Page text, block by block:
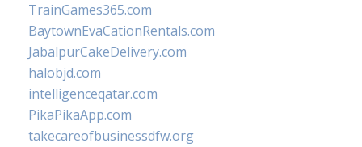
TrainGames365.com
BaytownEvaCationRentals.com
JabalpurCakeDelivery.com
halobjd.com
intelligenceqatar.com
PikaPikaApp.com
takecareofbusinessdfw.org